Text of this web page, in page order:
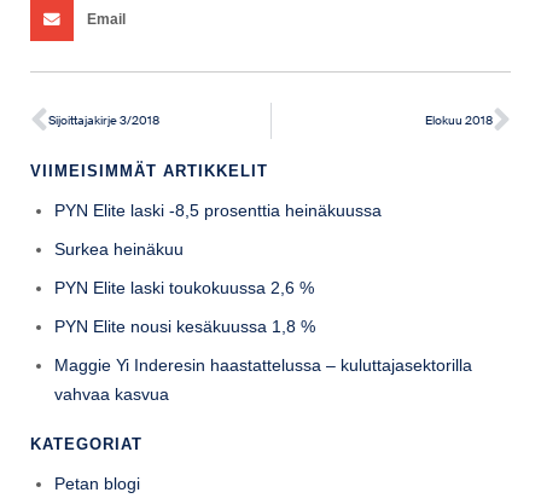
Email
Sijoittajakirje 3/2018 Elokuu 2018
VIIMEISIMMÄT ARTIKKELIT
PYN Elite laski -8,5 prosenttia heinäkuussa
Surkea heinäkuu
PYN Elite laski toukokuussa 2,6 %
PYN Elite nousi kesäkuussa 1,8 %
Maggie Yi Inderesin haastattelussa – kuluttajasektorilla
vahvaa kasvua
KATEGORIAT
Petan blogi